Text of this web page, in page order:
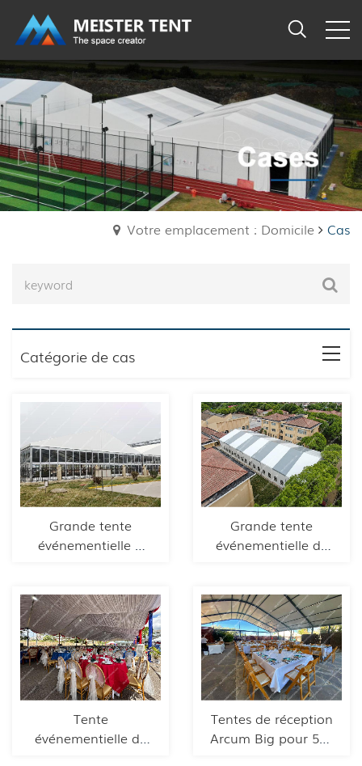
Votre emplacement : Domicile Cas
Catégorie de cas
Grande tente
événementielle à
Grande tente
événementielle de
Tente
événementielle de
Tentes de réception
Arcum Big pour 500